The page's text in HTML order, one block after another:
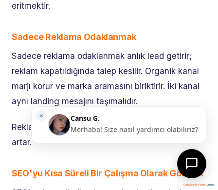
eritmektir.
Sadece Reklama Odaklanmak
Sadece reklama odaklanmak anlık lead getirir;
reklam kapatıldığında talep kesilir. Organik kanal
marjı korur ve marka aramasını biriktirir. İki kanal
aynı landing mesajını taşımalıdır.
Reklam maliyeti arttığında SEO yatırımının değeri
artar.
SEO'yu Kısa Süreli Bir Çalışma Olarak Görmek
Canlı Destek YazılımıChatio